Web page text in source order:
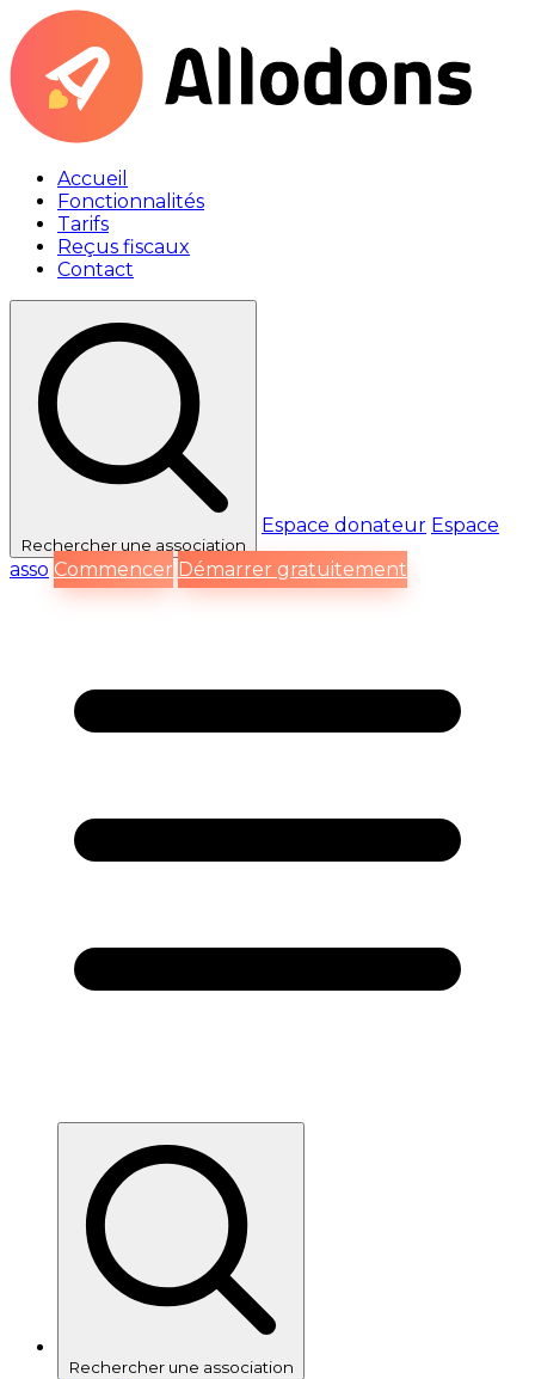
Accueil
Fonctionnalités
Tarifs
Reçus fiscaux
Contact
Rechercherune association
Espace donateur Espace
asso Commencer Démarrer gratuitement
Rechercher une association